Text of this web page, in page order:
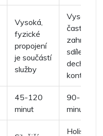
Vysoká,
fyzické
propojení
je součástí
služby
Vysoká,
často
zahrnuje
sdílený
dech a
kontakt
45-120
minut
90-120
minut
Holistické,